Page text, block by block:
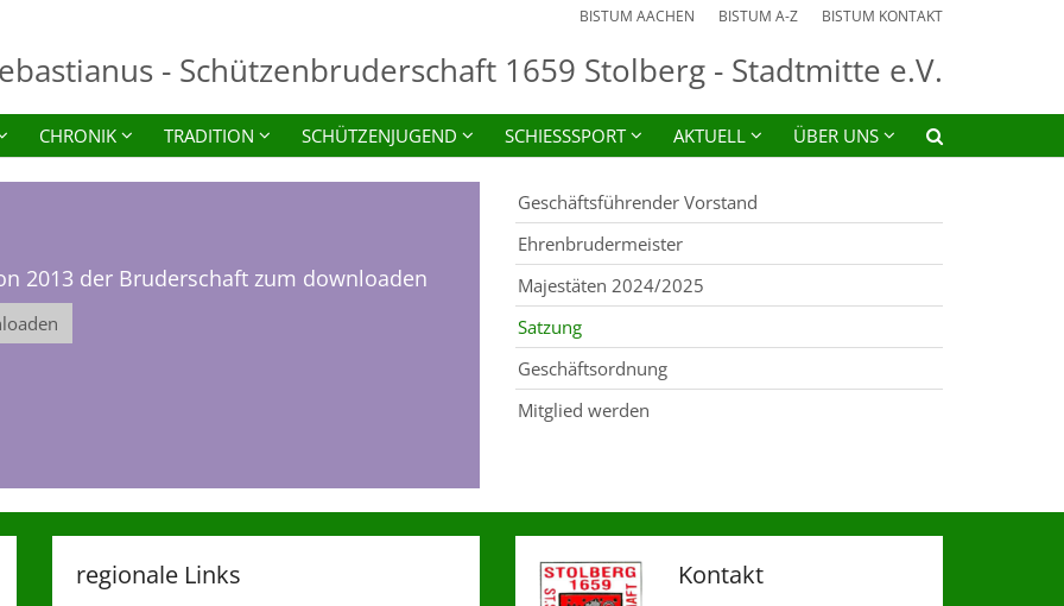
BISTUM AACHEN BISTUM A-Z BISTUM KONTAKT
- Schützenbruderschaft 1659 Stolberg - Stadtmitte e.V.
CHRONIK TRADITION SCHÜTZENJUGEND SCHIESSSPORT AKTUELL ÜBER UNS
2013 der Bruderschaft zum downloaden
Geschäftsführender Vorstand
Ehrenbrudermeister
Majestäten 2024/2025
Satzung
Geschäftsordnung
Mitglied werden
regionale Links Kontakt